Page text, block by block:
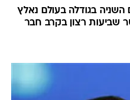
בגודלה בעולם נאלץ
שביעות רצון בקרב חבר